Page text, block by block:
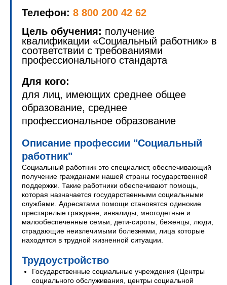
Телефон: 8 800 200 42 62
Цель обучения: получение
квалификации «Социальный работник» в
соответствии с требованиями
профессионального стандарта
Для кого:
для лиц, имеющих среднее общее
образование, среднее
профессиональное образование
Описание профессии "Социальный
работник"
Социальный работник это специалист, обеспечивающий
получение гражданами нашей страны государственной
поддержки. Такие работники обеспечивают помощь,
которая назначается государственными социальными
службами. Адресатами помощи становятся одинокие
престарелые граждане, инвалиды, многодетные и
малообеспеченные семьи, дети-сироты, беженцы, люди,
страдающие неизлечимыми болезнями, лица которые
находятся в трудной жизненной ситуации.
Трудоустройство
Государственные социальные учреждения (Центры
социального обслуживания, центры социальной